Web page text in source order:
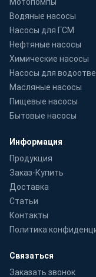
Водяные насосы
Насосы для ГСМ
Нефтяные насосы
Химические насосы
Насосы для
Масляные насосы
Пищевые насосы
Бытовые насосы
Информация
Продукция
Заказ-Купить
Доставка
Статьи
Контакты
Политика
Связаться
Заказать звонок